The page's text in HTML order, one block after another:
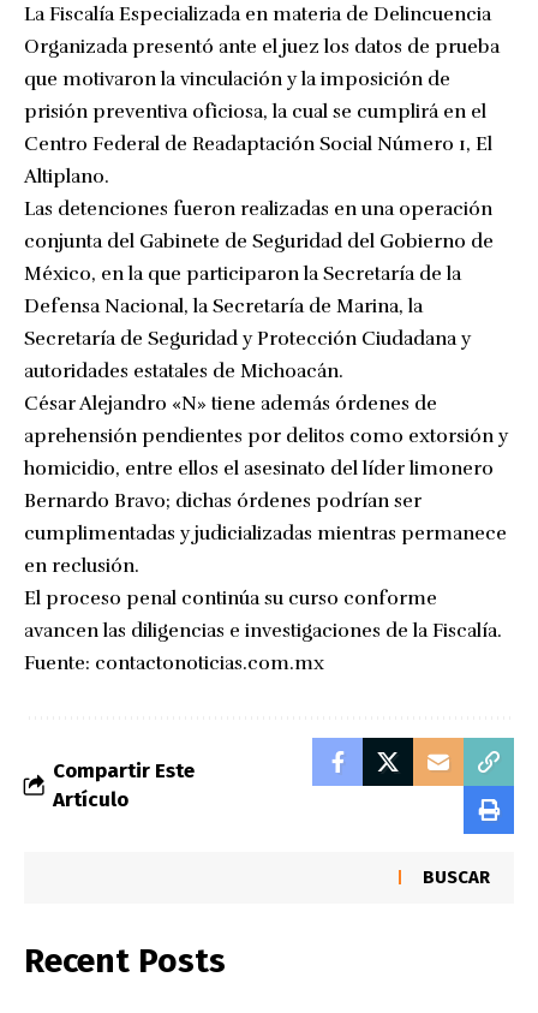
La Fiscalía Especializada en materia de Delincuencia
Organizada presentó ante el juez los datos de prueba
que motivaron la vinculación y la imposición de
prisión preventiva oficiosa, la cual se cumplirá en el
Centro Federal de Readaptación Social Número 1, El
Altiplano.
Las detenciones fueron realizadas en una operación
conjunta del Gabinete de Seguridad del Gobierno de
México, en la que participaron la Secretaría de la
Defensa Nacional, la Secretaría de Marina, la
Secretaría de Seguridad y Protección Ciudadana y
autoridades estatales de Michoacán.
César Alejandro «N» tiene además órdenes de
aprehensión pendientes por delitos como extorsión y
homicidio, entre ellos el asesinato del líder limonero
Bernardo Bravo; dichas órdenes podrían ser
cumplimentadas y judicializadas mientras permanece
en reclusión.
El proceso penal continúa su curso conforme
avancen las diligencias e investigaciones de la Fiscalía.
Fuente: contactonoticias.com.mx
Compartir Este
Artículo
BUSCAR
Recent Posts